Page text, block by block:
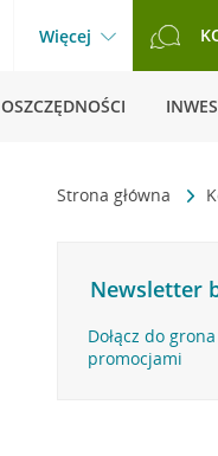
Więcej
OSZCZĘDNOŚCI
Strona główna
Newsletter
Dołącz do
promocjami